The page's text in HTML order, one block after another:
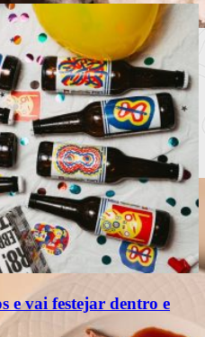
e vai festejar dentro e
a tradição do
Lisboa
do Guia Michelin propõe